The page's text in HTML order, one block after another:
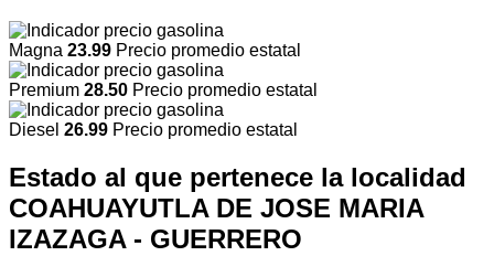
Magna 23.99 Precio promedio estatal
Premium 28.50 Precio promedio estatal
Diesel 26.99 Precio promedio estatal
Estado al que pertenece la localidad
COAHUAYUTLA DE JOSE MARIA
IZAZAGA - GUERRERO